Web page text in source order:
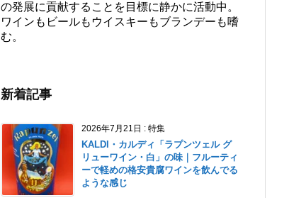
の発展に貢献することを目標に静かに活動中。
ワインもビールもウイスキーもブランデーも嗜
む。
新着記事
2026年7月21日 : 特集
KALDI・カルディ「ラプンツェル グ
リューワイン・白」の味｜フルーティ
ーで軽めの格安貴腐ワインを飲んでる
ような感じ